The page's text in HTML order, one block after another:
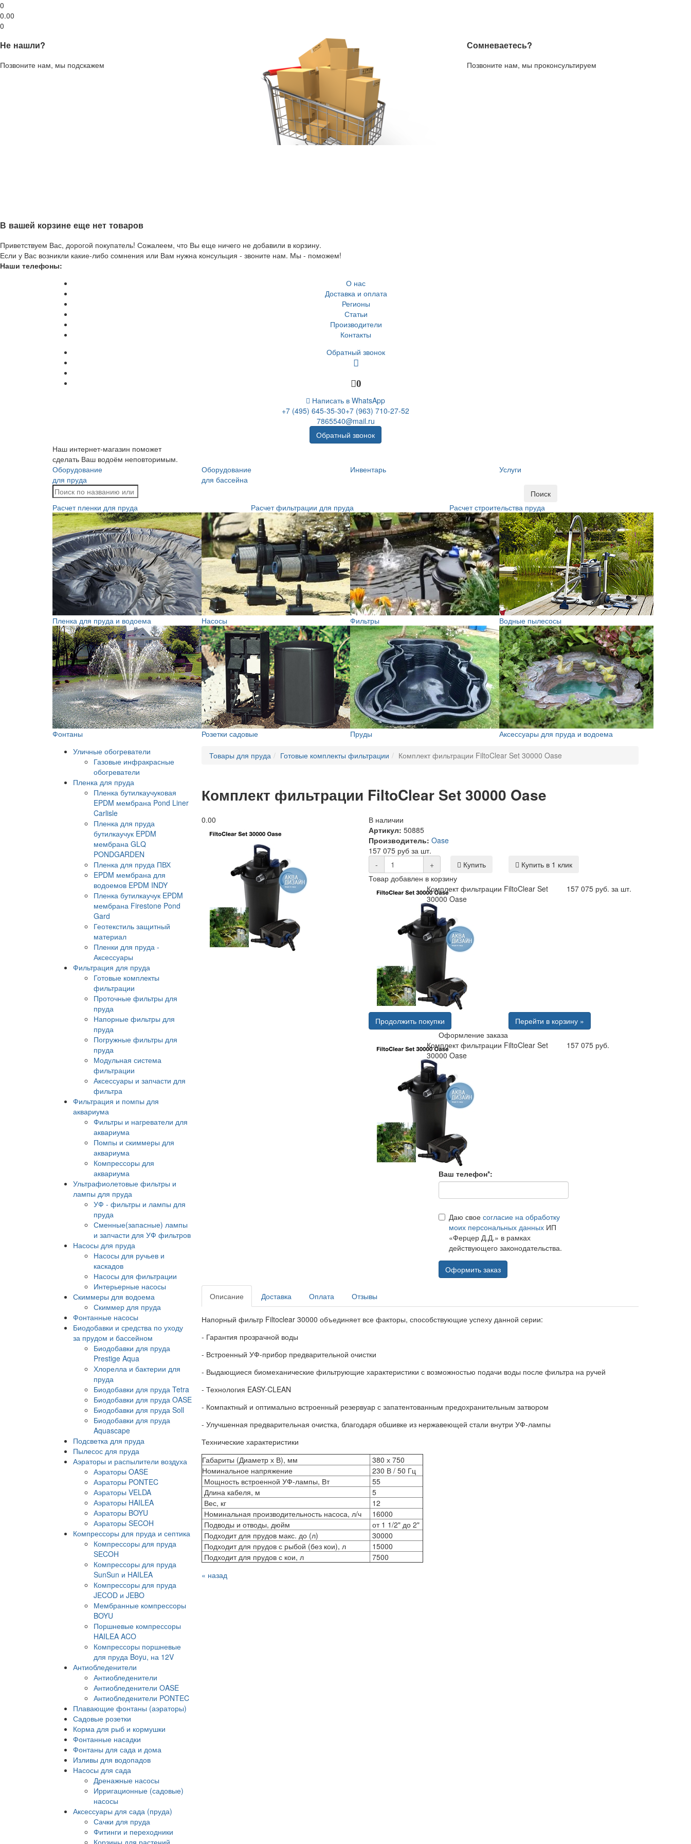
0
0.00
0
Не нашли?
Позвоните нам, мы подскажем
Сомневаетесь?
Позвоните нам, мы проконсультируем
В вашей корзине еще нет товаров
Приветствуем Вас, дорогой покупатель! Сожалеем, что Вы еще ничего не добавили в корзину.
Если у Вас возникли какие-либо сомнения или Вам нужна консульция - звоните нам. Мы - поможем!
Наши телефоны:
О нас
Доставка и оплата
Регионы
Статьи
Производители
Контакты
Обратный звонок
0
Написать в WhatsApp
+7 (495) 645-35-30+7 (963) 710-27-52
7865540@mail.ru
Обратный звонок
Наш интернет-магазин поможет
сделать Ваш водоём неповторимым.
Оборудование
для пруда
Оборудование
для бассейна
Инвентарь Услуги
Поиск
Расчет пленки для пруда
Расчет фильтрации для пруда Расчет строительства пруда
Пленка для пруда и водоема Насосы Фильтры Водные пылесосы
Фонтаны Розетки садовые Пруды
Аксессуары для пруда и водоема
Уличные обогреватели
Газовые инфракрасные
обогреватели
Пленка для пруда
Пленка бутилкаучуковая
EPDM мембрана Pond Liner
Carlisle
Пленка для пруда
бутилкаучук EPDM
мембрана GLQ
PONDGARDEN
Пленка для пруда ПВХ
EPDM мембрана для
водоемов EPDM INDY
Пленка бутилкаучук EPDM
мембрана Firestone Pond
Gard
Геотекстиль защитный
материал
Пленки для пруда -
Аксессуары
Фильтрация для пруда
Готовые комплекты
фильтрации
Проточные фильтры для
пруда
Напорные фильтры для
пруда
Погружные фильтры для
пруда
Модульная система
фильтрации
Аксессуары и запчасти для
фильтра
Фильтрация и помпы для
аквариума
Фильтры и нагреватели для
аквариума
Помпы и скиммеры для
аквариума
Компрессоры для
аквариума
Ультрафиолетовые фильтры и
лампы для пруда
УФ - фильтры и лампы для
пруда
Сменные(запасные) лампы
и запчасти для УФ фильтров
Насосы для пруда
Насосы для ручьев и
каскадов
Насосы для фильтрации
Интерьерные насосы
Скиммеры для водоема
Скиммер для пруда
Фонтанные насосы
Биодобавки и средства по уходу
за прудом и бассейном
Биодобавки для пруда
Prestige Aqua
Хлорелла и бактерии для
пруда
Биодобавки для пруда Tetra
Биодобавки для пруда OASE
Биодобавки для пруда Soll
Биодобавки для пруда
Aquascape
Подсветка для пруда
Пылесос для пруда
Аэраторы и распылители воздуха
Аэраторы OASE
Аэраторы PONTEC
Аэраторы VELDA
Аэраторы HAILEA
Аэраторы BOYU
Аэраторы SECOH
Компрессоры для пруда и септика
Компрессоры для пруда
SECOH
Компрессоры для пруда
SunSun и HAILEA
Компрессоры для пруда
JECOD и JEBO
Мембранные компрессоры
BOYU
Поршневые компрессоры
HAILEA ACO
Компрессоры поршневые
для пруда Boyu, на 12V
Антиобледенители
Антиобледенители
Антиобледенители OASE
Антиобледенители PONTEC
Плавающие фонтаны (аэраторы)
Садовые розетки
Корма для рыб и кормушки
Фонтанные насадки
Фонтаны для сада и дома
Изливы для водопадов
Насосы для сада
Дренажные насосы
Ирригационные (садовые)
насосы
Аксессуары для сада (пруда)
Сачки для пруда
Фитинги и переходники
Корзины для растений
Товары для пруда Готовые комплекты фильтрации Комплект фильтрации FiltoClear Set 30000 Oase
Комплект фильтрации FiltoClear Set 30000 Oase
0.00
В наличии
Артикул: 50885
Производитель: Oase
157 075 руб за шт.
-
+ Купить
Купить в 1 клик
Товар добавлен в корзину
Комплект фильтрации FiltoClear Set
30000 Oase
157 075 руб. за шт.
Продолжить покупки
Перейти в корзину »
Оформление заказа
Комплект фильтрации FiltoClear Set
30000 Oase
157 075 руб.
Ваш телефон*:
Даю свое согласие на обработку
моих персональных данныхИП
«Ферцер Д.Д.» в рамках
действующего законодательства.
Оформить заказ
Описание Доставка Оплата Отзывы
Напорный фильтр Filtoclear 30000 объединяет все факторы, способствующие успеху данной серии:
- Гарантия прозрачной воды
- Встроенный УФ-прибор предварительной очистки
- Выдающиеся биомеханические фильтрующие характеристики с возможностью подачи воды после фильтра на ручей
- Технология EASY-CLEAN
- Компактный и оптимально встроенный резервуар с запатентованным предохранительным затвором
- Улучшенная предварительная очистка, благодаря обшивке из нержавеющей стали внутри УФ-лампы
Технические характеристики
Габариты (Диаметр х В), мм
380 х 750
Номинальное напряжение
230 В / 50 Гц
Мощность встроенной УФ-лампы, Вт
55
Длина кабеля, м
5
Вес, кг
12
Номинальная производительность насоса, л/ч
16000
Подводы и отводы, дюйм
от 1 1/2" до 2"
Подходит для прудов макс. до (л)
30000
Подходит для прудов с рыбой (без кои), л
15000
Подходит для прудов с кои, л
7500
« назад